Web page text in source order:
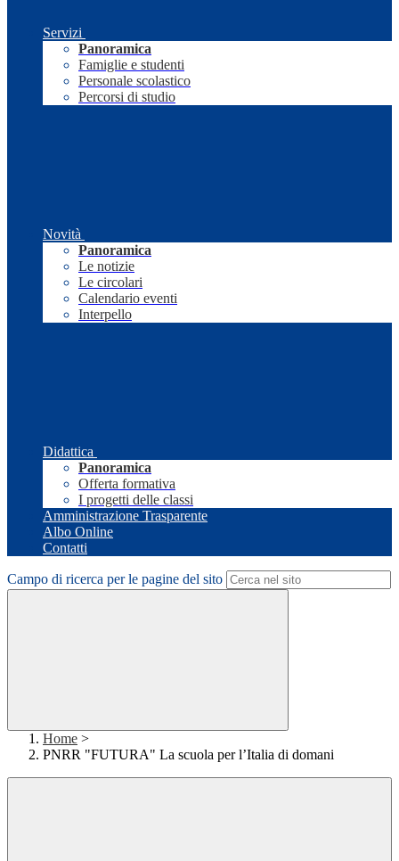
Servizi
Panoramica
Famiglie e studenti
Personale scolastico
Percorsi di studio
Novità
Panoramica
Le notizie
Le circolari
Calendario eventi
Interpello
Didattica
Panoramica
Offerta formativa
I progetti delle classi
Amministrazione Trasparente
Albo Online
Contatti
Campo di ricerca per le pagine del sito
Home >
PNRR "FUTURA" La scuola per l’Italia di domani